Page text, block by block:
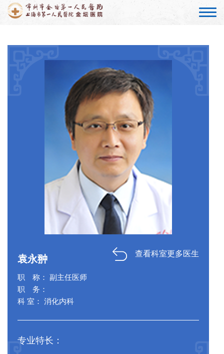
查看科室更多医生
袁永翀
职 称： 副主任医师
职 务：
科 室： 消化内科
专业特长：